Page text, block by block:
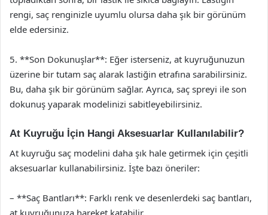
rengi, saç renginizle uyumlu olursa daha şık bir görünüm
elde edersiniz.
5. **Son Dokunuşlar**: Eğer isterseniz, at kuyruğunuzun
üzerine bir tutam saç alarak lastiğin etrafına sarabilirsiniz.
Bu, daha şık bir görünüm sağlar. Ayrıca, saç spreyi ile son
dokunuş yaparak modelinizi sabitleyebilirsiniz.
At Kuyruğu İçin Hangi Aksesuarlar Kullanılabilir?
At kuyruğu saç modelini daha şık hale getirmek için çeşitli
aksesuarlar kullanabilirsiniz. İşte bazı öneriler:
– **Saç Bantları**: Farklı renk ve desenlerdeki saç bantları,
at kuyruğunuza hareket katabilir.